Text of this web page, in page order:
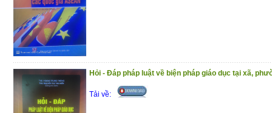
Hỏi - Đáp pháp luật về biện pháp giáo dục tại xã,
Tải về: